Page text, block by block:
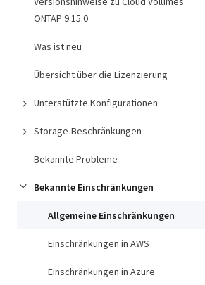
ONTAP 9.15.0
Was ist neu
Übersicht über die Lizenzierung
Unterstützte Konfigurationen
Storage-Beschränkungen
Bekannte Probleme
Bekannte Einschränkungen
Allgemeine Einschränkungen
Einschränkungen in AWS
Einschränkungen in Azure